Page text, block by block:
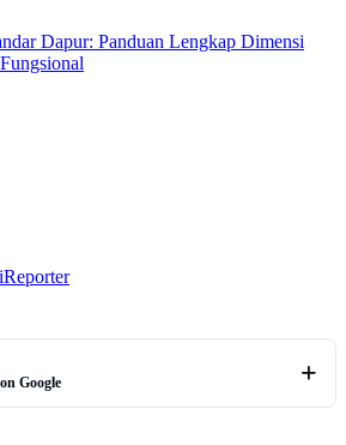
Dapur: Panduan Lengkap Dimensi
Reporter
Google